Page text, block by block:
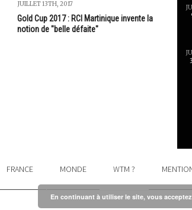
JUILLET 13TH, 2017
Gold Cup 2017 : RCI Martinique invente la
notion de "belle défaite"
FRANCE MONDE WTM ?
En continuant à utiliser le site, vous